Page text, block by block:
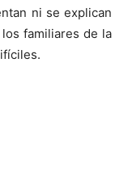
ni se explican
familiares de la